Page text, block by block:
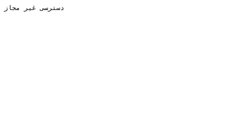
دسترسی غیر مجاز